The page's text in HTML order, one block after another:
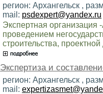
регион: Архангельск ,
mail: psdexpert@yandex.ru
Экспертная организация
проведением
строительства,
Экспертиза и
регион: Архангельск ,
mail: